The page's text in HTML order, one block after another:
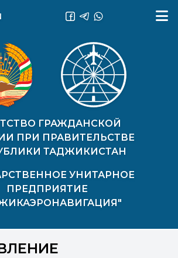
ГРАЖДАНСКОЙ
ПРИ ПРАВИТЕЛЬСТВЕ
ТАДЖИКИСТАН
УНИТАРНОЕ
ПРЕДПРИЯТИЕ